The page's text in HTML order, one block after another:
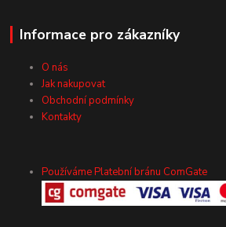
Informace pro zákazníky
O nás
Jak nakupovat
Obchodní podmínky
Kontakty
Používáme Platební bránu ComGate